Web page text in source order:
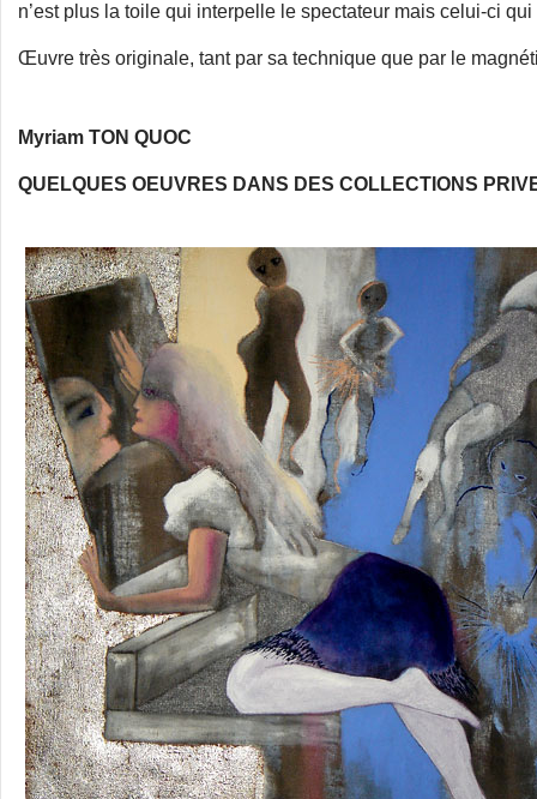
n’est plus la toile qui interpelle le spectateur mais celui-ci qui
Œuvre très originale, tant par sa technique que par le
Myriam TON QUOC
QUELQUES OEUVRES DANS DES COLLECTIONS